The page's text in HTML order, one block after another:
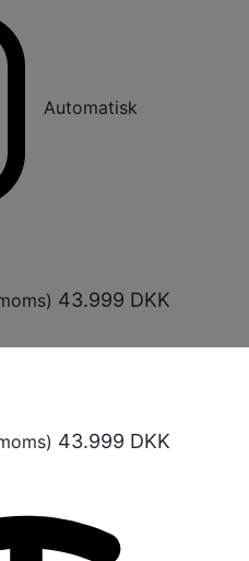
Automatisk
43.999 DKK
43.999 DKK